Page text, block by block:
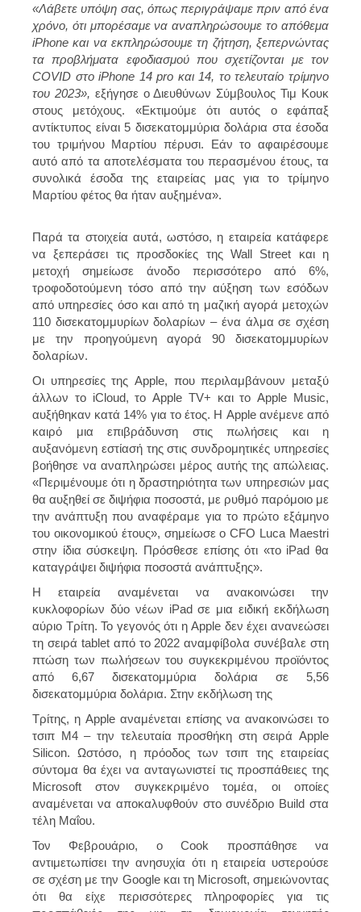
«Λάβετε υπόψη σας, όπως περιγράψαμε πριν από ένα
χρόνο, ότι μπορέσαμε να αναπληρώσουμε το απόθεμα
iPhone και να εκπληρώσουμε τη ζήτηση, ξεπερνώντας
τα προβλήματα εφοδιασμού που σχετίζονται με τον
COVID στο iPhone 14 pro και 14, το τελευταίο τρίμηνο
του 2023», εξήγησε ο Διευθύνων Σύμβουλος Τιμ Κουκ
στους μετόχους. «Εκτιμούμε ότι αυτός ο εφάπαξ
αντίκτυπος είναι 5 δισεκατομμύρια δολάρια στα έσοδα
του τριμήνου Μαρτίου πέρυσι. Εάν το αφαιρέσουμε
αυτό από τα αποτελέσματα του περασμένου έτους, τα
συνολικά έσοδα της εταιρείας μας για το τρίμηνο
Μαρτίου φέτος θα ήταν αυξημένα».
Παρά τα στοιχεία αυτά, ωστόσο, η εταιρεία κατάφερε
να ξεπεράσει τις προσδοκίες της Wall Street και η
μετοχή σημείωσε άνοδο περισσότερο από 6%,
τροφοδοτούμενη τόσο από την αύξηση των εσόδων
από υπηρεσίες όσο και από τη μαζική αγορά μετοχών
110 δισεκατομμυρίων δολαρίων – ένα άλμα σε σχέση
με την προηγούμενη αγορά 90 δισεκατομμυρίων
δολαρίων.
Οι υπηρεσίες της Apple, που περιλαμβάνουν μεταξύ
άλλων το iCloud, το Apple TV+ και το Apple Music,
αυξήθηκαν κατά 14% για το έτος. Η Apple ανέμενε από
καιρό μια επιβράδυνση στις πωλήσεις και η
αυξανόμενη εστίασή της στις συνδρομητικές υπηρεσίες
βοήθησε να αναπληρώσει μέρος αυτής της απώλειας.
«Περιμένουμε ότι η δραστηριότητα των υπηρεσιών μας
θα αυξηθεί σε διψήφια ποσοστά, με ρυθμό παρόμοιο με
την ανάπτυξη που αναφέραμε για το πρώτο εξάμηνο
του οικονομικού έτους», σημείωσε ο CFO Luca Maestri
στην ίδια σύσκεψη. Πρόσθεσε επίσης ότι «το iPad θα
καταγράψει διψήφια ποσοστά ανάπτυξης».
Η εταιρεία αναμένεται να ανακοινώσει την
κυκλοφορίων δύο νέων iPad σε μια ειδική εκδήλωση
αύριο Τρίτη. Το γεγονός ότι η Apple δεν έχει ανανεώσει
τη σειρά tablet από το 2022 αναμφίβολα συνέβαλε στη
πτώση των πωλήσεων του συγκεκριμένου προϊόντος
από 6,67 δισεκατομμύρια δολάρια σε 5,56
δισεκατομμύρια δολάρια. Στην εκδήλωση της
Τρίτης, η Apple αναμένεται επίσης να ανακοινώσει το
τσιπ M4 – την τελευταία προσθήκη στη σειρά Apple
Silicon. Ωστόσο, η πρόοδος των τσιπ της εταιρείας
σύντομα θα έχει να ανταγωνιστεί τις προσπάθειες της
Microsoft στον συγκεκριμένο τομέα, οι οποίες
αναμένεται να αποκαλυφθούν στο συνέδριο Build στα
τέλη Μαΐου.
Τον Φεβρουάριο, ο Cook προσπάθησε να
αντιμετωπίσει την ανησυχία ότι η εταιρεία υστερούσε
σε σχέση με την Google και τη Microsoft, σημειώνοντας
ότι θα είχε περισσότερες πληροφορίες για τις